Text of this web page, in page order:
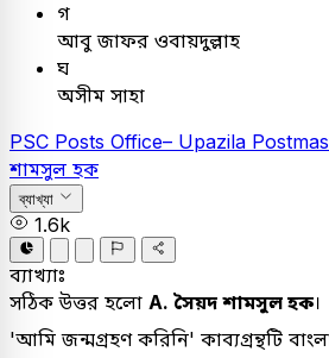
গ
আবু জাফর ওবায়দুল্লাহ
ঘ
অসীম সাহা
PSC Posts Office– Upazila
শামসুল হক
ব্যাখ্যা
1.6k
ব্যাখ্যাঃ
সঠিক উত্তর হলো A. সৈয়দ শামসুল হক।
'আমি জন্মগ্রহণ করিনি' কাব্যগ্রন্থটি